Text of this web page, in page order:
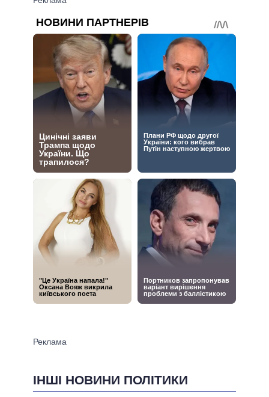
ІНШІ НОВИНИ ПОЛІТИКИ